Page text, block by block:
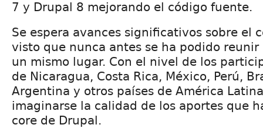
7 y Drupal 8 mejorando el código fuente.
Se espera avances significativos sobre el
visto que nunca antes se ha podido
un mismo lugar. Con el nivel de los
de Nicaragua, Costa Rica, México, Perú,
Argentina y otros países de América
imaginarse la calidad de los aportes que
core de Drupal.